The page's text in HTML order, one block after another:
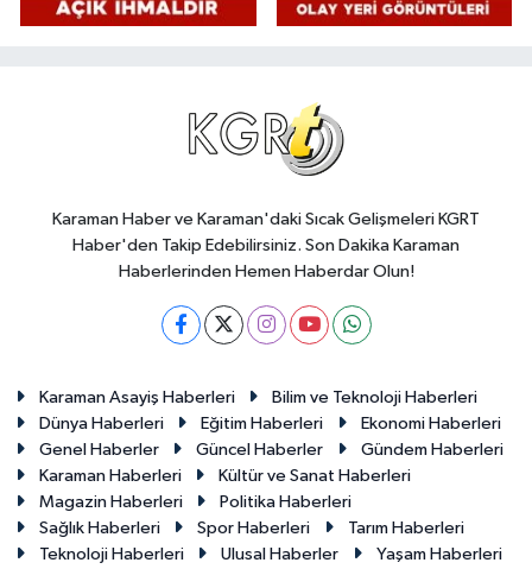
Karaman Haber ve Karaman'daki Sıcak Gelişmeleri KGRT
Haber'den Takip Edebilirsiniz. Son Dakika Karaman
Haberlerinden Hemen Haberdar Olun!
Karaman Asayiş Haberleri
Bilim ve Teknoloji Haberleri
Dünya Haberleri
Eğitim Haberleri
Ekonomi Haberleri
Genel Haberler
Güncel Haberler
Gündem Haberleri
Karaman Haberleri
Kültür ve Sanat Haberleri
Magazin Haberleri
Politika Haberleri
Sağlık Haberleri
Spor Haberleri
Tarım Haberleri
Teknoloji Haberleri
Ulusal Haberler Yaşam Haberleri